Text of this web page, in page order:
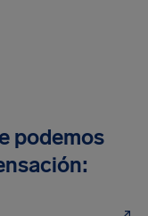
podemos